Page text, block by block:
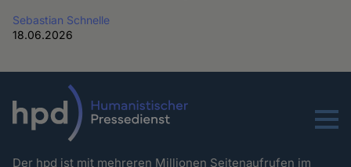
Sebastian Schnelle
18.06.2026
Menu
Der hpd ist mit mehreren Millionen Seitenaufrufen im